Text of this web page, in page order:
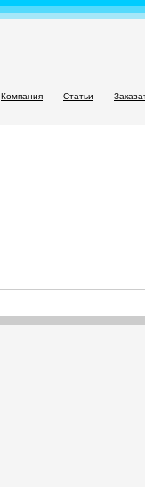
Компания Статьи